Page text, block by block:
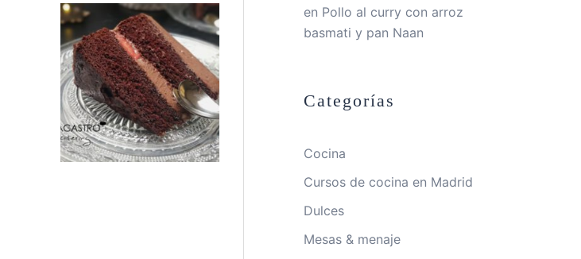
en Pollo al curry con arroz
basmati y pan Naan
Categorías
Cocina
Cursos de cocina en Madrid
Dulces
Mesas & menaje